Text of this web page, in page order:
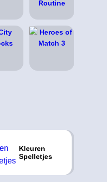
Kleuren
Spelletjes